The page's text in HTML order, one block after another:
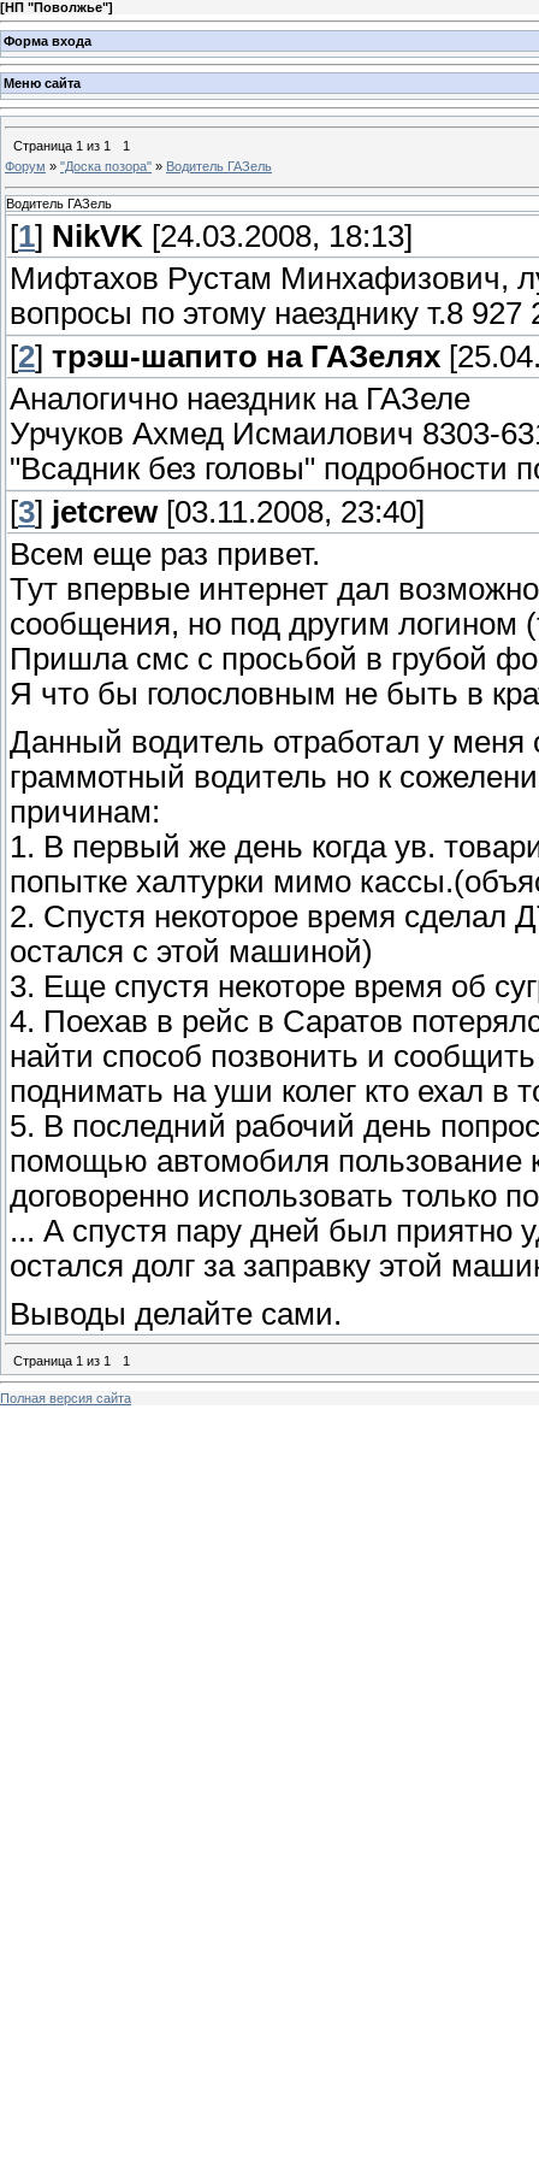
[НП "Поволжье"]
Форма входа
Меню сайта
Страница 1 из 1
1
Форум » "Доска позора" » Водитель ГАЗель
Водитель ГАЗель
[1] NikVK [24.03.2008, 18:13]
Мифтахов Рустам Минхафизович,
вопросы по этому наезднику т.8
[2] трэш-шапито на ГАЗелях
Аналогично наездник на ГАЗеле
Урчуков Ахмед Исмаилович 8303-
"Всадник без головы" подробности
[3] jetcrew[03.11.2008, 23:40]
Всем еще раз привет.
Тут впервые интернет дал
сообщения, но под другим логином
Пришла смс с просьбой в грубой
Я что бы голословным не быть в
Данный водитель отработал у меня
граммотный водитель но к
причинам:
1. В первый же день когда ув.
попытке халтурки мимо
2. Спустя некоторое время сделал
остался с этой машиной)
3. Еще спустя некоторе время об
4. Поехав в рейс в Саратов
найти способ позвонить и
поднимать на уши колег кто ехал в
5. В последний рабочий день
помощью автомобиля пользование
договоренно использовать только
... А спустя пару дней был приятно
остался долг за заправку этой
Выводы делайте сами.
Страница 1 из 1 1
Полная версия сайта